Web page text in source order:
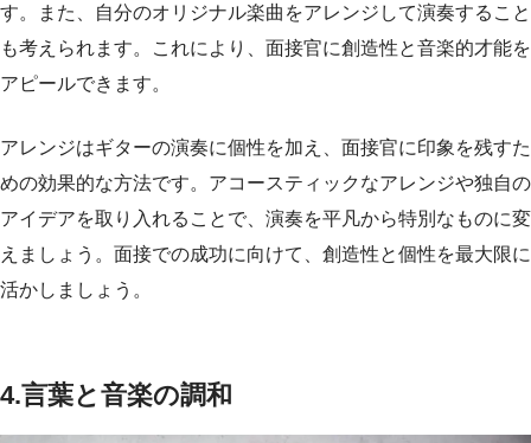
す。また、自分のオリジナル楽曲をアレンジして演奏すること
も考えられます。これにより、面接官に創造性と音楽的才能を
アピールできます。
アレンジはギターの演奏に個性を加え、面接官に印象を残すた
めの効果的な方法です。アコースティックなアレンジや独自の
アイデアを取り入れることで、演奏を平凡から特別なものに変
えましょう。面接での成功に向けて、創造性と個性を最大限に
活かしましょう。
4.言葉と音楽の調和